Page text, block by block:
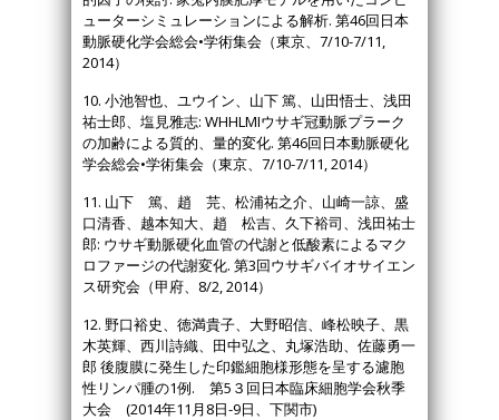
ューターシミュレーションによる解析. 第46回日本
動脈硬化学会総会•学術集会（東京、7/10-7/11,
2014）
10. 小池智也、ユウイン、山下 篤、山田悟士、浅田
祐士郎、塩見雅志: WHHLMIウサギ冠動脈プラーク
の加齢による質的、量的変化. 第46回日本動脈硬化
学会総会•学術集会（東京、7/10-7/11, 2014）
11. 山下 篤、趙 芫、松浦祐之介、山崎一諒、盛
口清香、越本知大、趙 松吉、久下裕司、浅田祐士
郎: ウサギ動脈硬化血管の代謝と低酸素によるマク
ロファージの代謝変化. 第3回ウサギバイオサイエン
ス研究会（甲府、8/2, 2014）
12. 野口裕史、徳満貴子、大野昭信、峰松映子、黒
木英輝、西川詩織、田中弘之、丸塚浩助、佐藤勇一
郎 後腹膜に発生した印鑑細胞様形態を呈する濾胞
性リンパ腫の1例. 第5３回日本臨床細胞学会秋季
大会 (2014年11月8日-9日、下関市)